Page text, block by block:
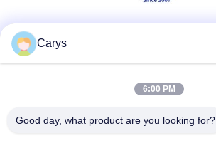
Carys
6:00 PM
Good day, what product are you looking for?